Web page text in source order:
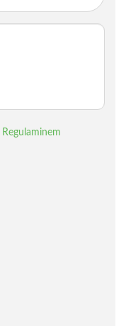
Regulaminem